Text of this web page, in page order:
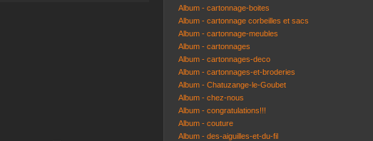
Album - cartonnage-boites
Album - cartonnage corbeilles et sacs
Album - cartonnage-meubles
Album - cartonnages
Album - cartonnages-deco
Album - cartonnages-et-broderies
Album - Chatuzange-le-Goubet
Album - chez-nous
Album - congratulations!!!
Album - couture
Album - des-aiguilles-et-du-fil